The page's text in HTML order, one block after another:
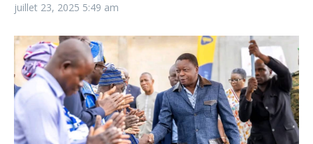
juillet 23, 2025 5:49 am